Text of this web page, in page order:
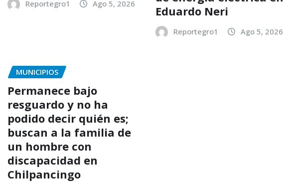
Reportegro1 Ago 5, 2026
Eduardo Neri
Reportegro1 Ago 5, 2026
MUNICIPIOS
Permanece bajo
resguardo y no ha
podido decir quién es;
buscan a la familia de
un hombre con
discapacidad en
Chilpancingo